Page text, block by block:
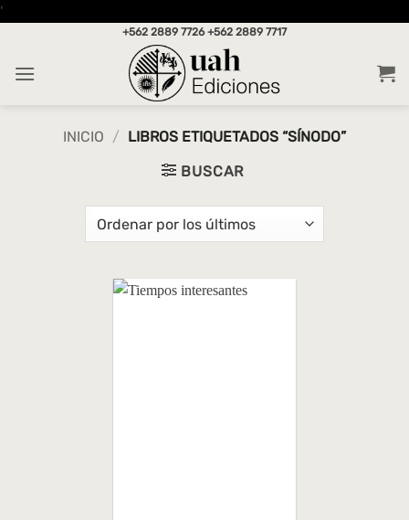
'Saltar
+562 2889 7726 +562 2889 7717
INICIO / LIBROS ETIQUETADOS “SÍNODO”
BUSCAR